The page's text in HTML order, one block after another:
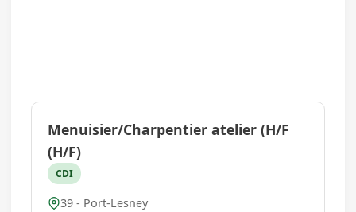
Menuisier/Charpentier atelier (H/F
(H/F)
CDI
39 - Port-Lesney